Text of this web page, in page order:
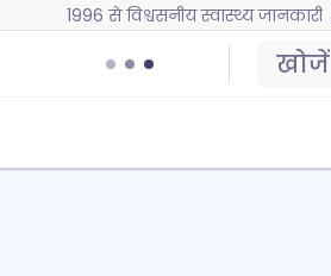
1996 से विश्वसनीय स्वास्थ्य जानकारी
खोजें